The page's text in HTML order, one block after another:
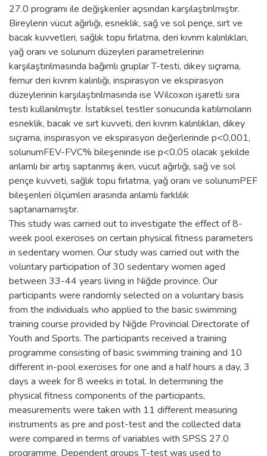
27.0 programı ile değişkenler açısından karşılaştırılmıştır.
Bireylerin vücut ağırlığı, esneklik, sağ ve sol pençe, sırt ve
bacak kuvvetleri, sağlık topu fırlatma, deri kıvrım kalınlıkları,
yağ oranı ve solunum düzeyleri parametrelerinin
karşılaştırılmasında bağımlı gruplar T-testi, dikey sıçrama,
femur deri kıvrım kalınlığı, inspirasyon ve ekspirasyon
düzeylerinin karşılaştırılmasında ise Wilcoxon işaretli sıra
testi kullanılmıştır. İstatiksel testler sonucunda katılımcıların
esneklik, bacak ve sırt kuvveti, deri kıvrım kalınlıkları, dikey
sıçrama, inspirasyon ve ekspirasyon değerlerinde p<0,001,
solunumFEV-FVC% bileşeninde ise p<0,05 olacak şekilde
anlamlı bir artış saptanmış iken, vücut ağırlığı, sağ ve sol
pençe kuvveti, sağlık topu fırlatma, yağ oranı ve solunumPEF
bileşenleri ölçümleri arasında anlamlı farklılık
saptanamamıştır.
This study was carried out to investigate the effect of 8-
week pool exercises on certain physical fitness parameters
in sedentary women. Our study was carried out with the
voluntary participation of 30 sedentary women aged
between 33-44 years living in Niğde province. Our
participants were randomly selected on a voluntary basis
from the individuals who applied to the basic swimming
training course provided by Niğde Provincial Directorate of
Youth and Sports. The participants received a training
programme consisting of basic swimming training and 10
different in-pool exercises for one and a half hours a day, 3
days a week for 8 weeks in total. In determining the
physical fitness components of the participants,
measurements were taken with 11 different measuring
instruments as pre and post-test and the collected data
were compared in terms of variables with SPSS 27.0
programme. Dependent groups T-test was used to